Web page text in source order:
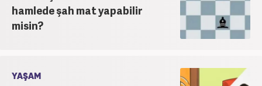
hamlede şah mat yapabilir
misin?
YAŞAM